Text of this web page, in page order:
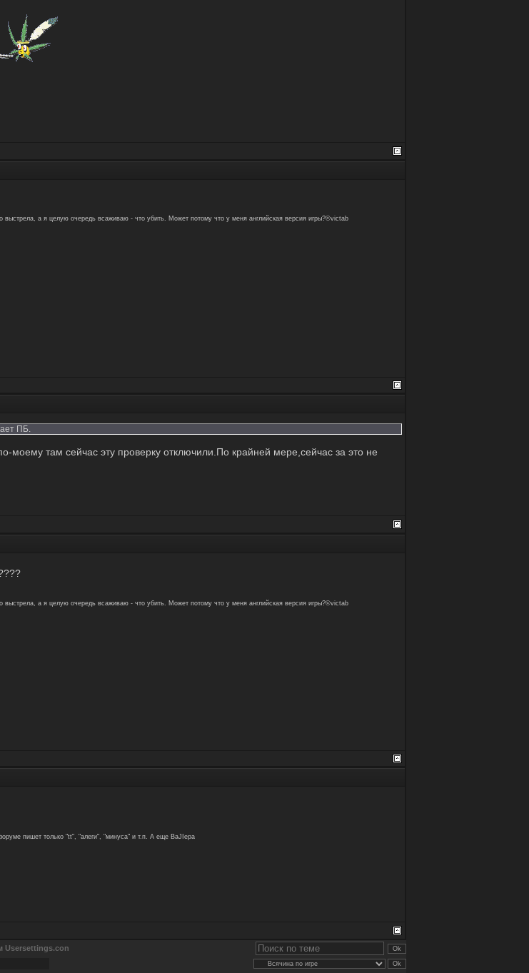
выстрела, а я целую очередь всаживаю - что убить. Может потому что у меня английская версия игры?©victab
ПБ.
моему там сейчас эту проверку отключили.По крайней мере,сейчас за это не
выстрела, а я целую очередь всаживаю - что убить. Может потому что у меня английская версия игры?©victab
пишет только "tt", "алеги", "минуса" и т.п. А еще BaJIepa
Usersettings.con